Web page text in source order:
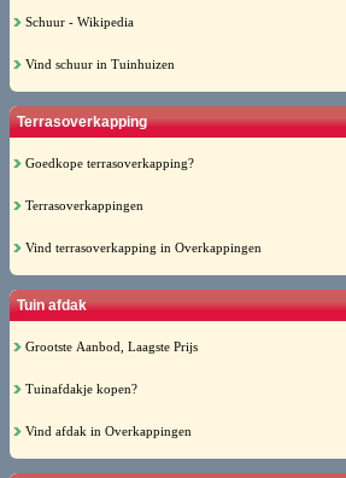
Schuur - Wikipedia
Vind schuur in Tuinhuizen
Terrasoverkapping
Goedkope terrasoverkapping?
Terrasoverkappingen
Vind terrasoverkapping in Overkappingen
Tuin afdak
Grootste Aanbod, Laagste Prijs
Tuinafdakje kopen?
Vind afdak in Overkappingen